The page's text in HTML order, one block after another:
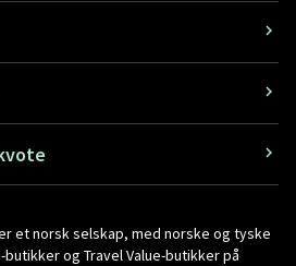
et norsk selskap, med norske og tyske
og Travel Value-butikker på